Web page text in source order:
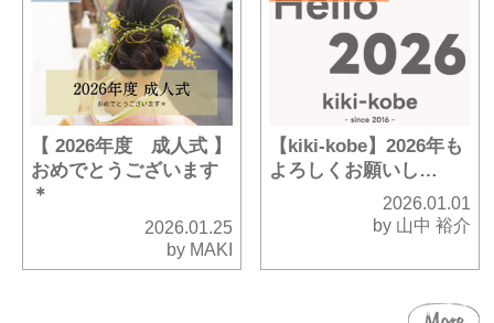
【 2026年度 成人式 】
おめでとうございます
＊
2026.01.25
by MAKI
【kiki-kobe】2026年も
よろしくお願いし…
2026.01.01
by 山中 裕介